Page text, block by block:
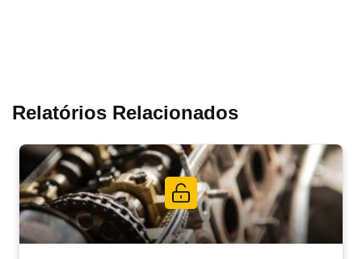
Relatórios Relacionados